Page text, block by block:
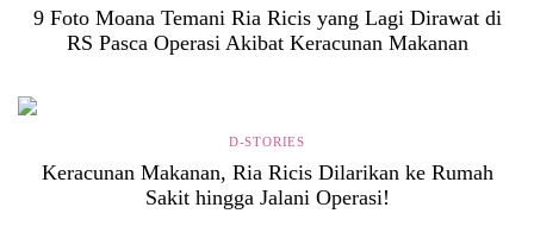
9 Foto Moana Temani Ria Ricis yang Lagi Dirawat di
RS Pasca Operasi Akibat Keracunan Makanan
D-STORIES
Keracunan Makanan, Ria Ricis Dilarikan ke Rumah
Sakit hingga Jalani Operasi!